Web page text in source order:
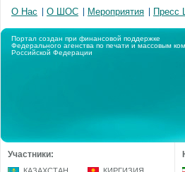
О Нас О ШОС Мероприятия Пресс
Портал создан при финансовой поддержке
Федерального агенства по печати и массовым
Российской Федерации
Участники: